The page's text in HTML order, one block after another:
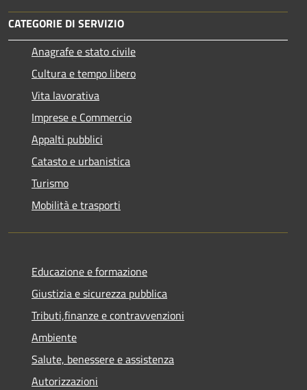
CATEGORIE DI SERVIZIO
Anagrafe e stato civile
Cultura e tempo libero
Vita lavorativa
Imprese e Commercio
Appalti pubblici
Catasto e urbanistica
Turismo
Mobilità e trasporti
Educazione e formazione
Giustizia e sicurezza pubblica
Tributi,finanze e contravvenzioni
Ambiente
Salute, benessere e assistenza
Autorizzazioni